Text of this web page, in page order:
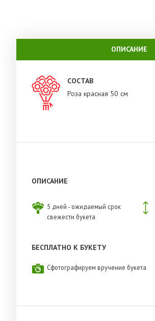
ОПИСАНИЕ
СОСТАВ
Роза красная 50 см
ОПИСАНИЕ
5 дней - ожидаемый срок
свежести букета
БЕСПЛАТНО К БУКЕТУ
Сфотографируем вручение букета